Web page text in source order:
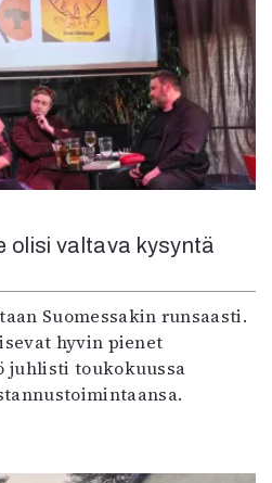
olisi valtava kysyntä
Suomessakin runsaasti.
hyvin pienet
juhlisti toukokuussa